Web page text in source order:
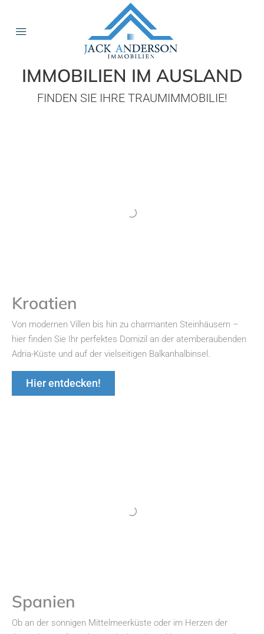
IMMOBILIEN IM AUSLAND
FINDEN SIE IHRE TRAUM­IMMOBILIE!
Kroatien
Von modernen Villen bis hin zu charmanten Steinhäusern –
hier finden Sie Ihr perfektes Domizil an der atemberaubenden
Adria-Küste und auf der vielseitigen Balkanhalbinsel.
Hier entdecken!
Spanien
Ob an der sonnigen Mittelmeerküste oder im Herzen der